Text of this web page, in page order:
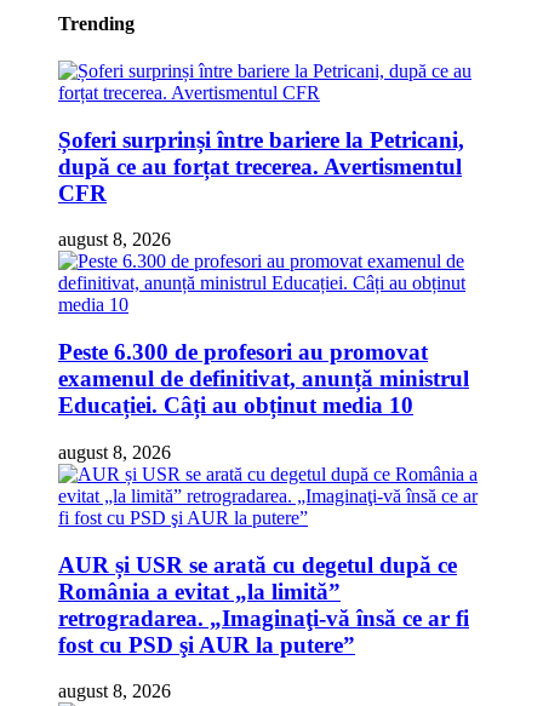
Trending
Șoferi surprinși între bariere la Petricani,
după ce au forțat trecerea. Avertismentul
CFR
august 8, 2026
Peste 6.300 de profesori au promovat
examenul de definitivat, anunță ministrul
Educației. Câți au obținut media 10
august 8, 2026
AUR și USR se arată cu degetul după ce
România a evitat „la limită”
retrogradarea. „Imaginaţi-vă însă ce ar fi
fost cu PSD şi AUR la putere”
august 8, 2026